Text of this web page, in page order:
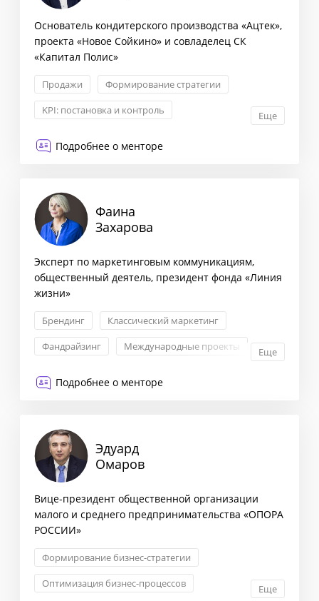
Основатель кондитерского производства «Ацтек»,
проекта «Новое Сойкино» и совладелец СК
«Капитал Полис»
Продажи
Формирование стратегии
KPI: постановка и контроль
Еще
Подробнее о менторе
Фаина
Захарова
Эксперт по маркетинговым коммуникациям,
общественный деятель, президент фонда «Линия
жизни»
Брендинг
Классический маркетинг
Фандрайзинг
Международные проекты Еще
Подробнее о менторе
Эдуард
Омаров
Вице-президент общественной организации
малого и среднего предпринимательства «ОПОРА
РОССИИ»
Формирование бизнес-стратегии
Оптимизация бизнес-процессов
Еще